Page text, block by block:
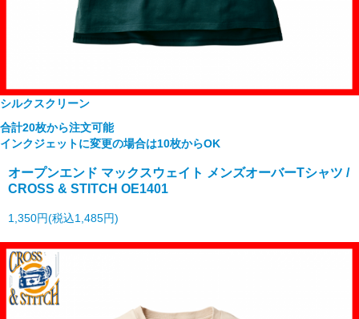
シルクスクリーン
合計20枚から注文可能
インクジェットに変更の場合は10枚からOK
オープンエンド マックスウェイト メンズオーバーTシャツ /
CROSS & STITCH OE1401
1,350円(税込1,485円)